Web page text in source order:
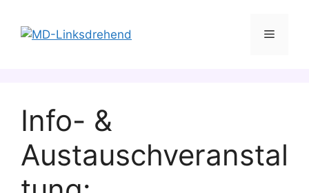
Inhalt
springen
Menü
Info- &
Austauschveranstal